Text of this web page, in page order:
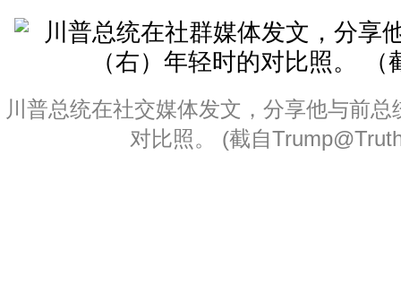
川普总统在社交媒体发文，分享他与前
对比照。 (截自